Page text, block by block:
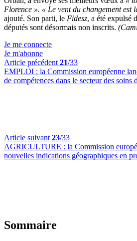
Florence ». « Le vent du changement est
ajouté. Son parti, le Fidesz, a été expulsé
députés sont désormais non inscrits.
Je me connecte
Je m'abonne
Article précédent 21/33
EMPLOI : la Commission européenne
de compétences dans le secteur des soins
Article suivant 23/33
AGRICULTURE : la Commission
nouvelles indications géographiques en
Sommaire